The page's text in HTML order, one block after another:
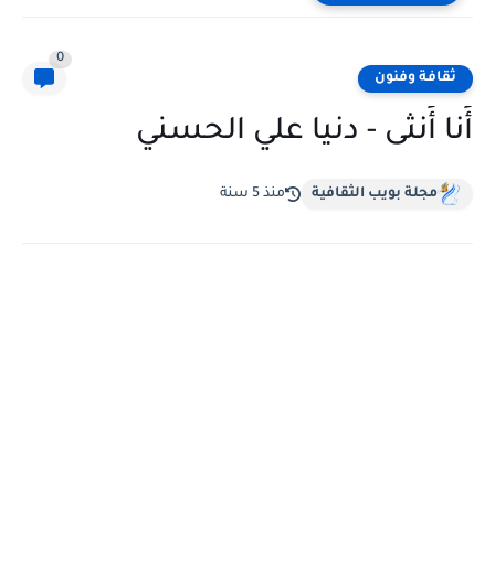
ثقافة وفنون
0
أَنا أَنثى - دنيا علي الحسني
مجلة بويب الثقافية منذ 5 سنة